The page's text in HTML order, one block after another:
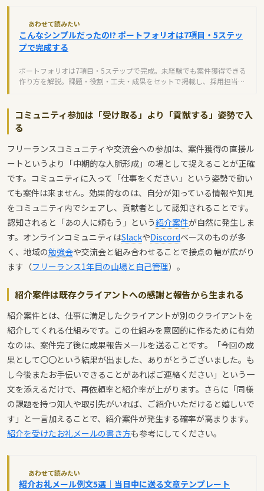
あわせて読みたい
こんなシンプルだったの!? ポートフォリオは7項目・5ステッ
プで完成する
ポートフォリオは7項目・5ステップで完成。未経験でも案件獲得できる
作り方を解説。課題・役割・工夫・成果をセットで掲載し、採用担当者
コミュニティ参加は「受け取る」より「貢献する」姿勢で入
る
フリーランスコミュニティや交流会への参加は、案件獲得の直接ル
ートというより「中期的な人脈形成」の場として捉えることが正確
です。コミュニティに入って「仕事をください」という姿勢で動い
ても案件は来ません。効果的なのは、自分が知っている情報や知見
をコミュニティ内でシェアし、貢献者として認知されることです。
認知されると「あの人に頼もう」という紹介案件が自然に発生しま
す。オンラインコミュニティはSlackやDiscordベースのものが多
く、地域の勉強会や交流会と組み合わせることで接点の幅が広がり
ます（フリーランス1年目の山場と自己管理）。
紹介案件は既存クライアントへの感謝と報告から生まれる
紹介案件とは、仕事に満足したクライアントが別のクライアントを
紹介してくれる仕組みです。この仕組みを意図的に作るために有効
なのは、案件完了後に成果報告メールを送ることです。「今回の成
果として〇〇という結果が出ました、ありがとうございました。も
し今後またお手伝いできることがあればご連絡ください」という一
文を添えるだけで、再依頼率と紹介率が上がります。さらに「同様
の課題を持つ知人や取引先がいれば、ご紹介いただけると嬉しいで
す」と一言加えることで、紹介案件が発生する確率が高まります。
紹介を受けたお礼メールの書き方も参考にしてください。
あわせて読みたい
紹介お礼メール例文5選｜当日中に送る文章テンプレート